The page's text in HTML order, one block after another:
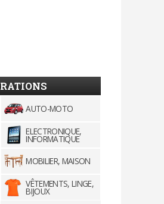
AUTO-MOTO
ELECTRONIQUE,
INFORMATIQUE
MOBILIER, MAISON
VÊTEMENTS, LINGE,
BIJOUX